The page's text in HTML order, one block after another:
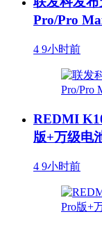
Pro/Pro
4 9小时前
REDMI
版+万级电
4 9小时前